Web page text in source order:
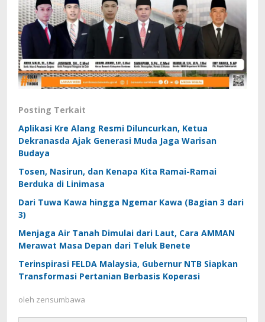
Posting Terkait
Aplikasi Kre Alang Resmi Diluncurkan, Ketua
Dekranasda Ajak Generasi Muda Jaga Warisan
Budaya
Tosen, Nasirun, dan Kenapa Kita Ramai-Ramai
Berduka di Linimasa
Dari Tuwa Kawa hingga Ngemar Kawa (Bagian 3 dari
3)
Menjaga Air Tanah Dimulai dari Laut, Cara AMMAN
Merawat Masa Depan dari Teluk Benete
Terinspirasi FELDA Malaysia, Gubernur NTB Siapkan
Transformasi Pertanian Berbasis Koperasi
oleh zensumbawa